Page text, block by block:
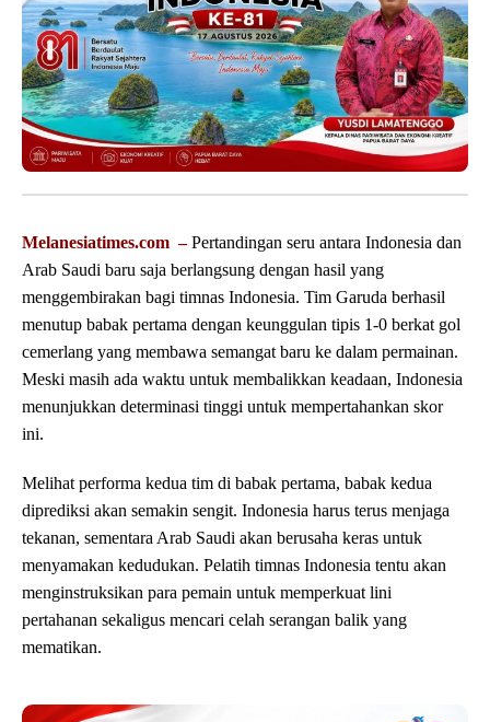
Melanesiatimes.com – Pertandingan seru antara Indonesia dan
Arab Saudi baru saja berlangsung dengan hasil yang
menggembirakan bagi timnas Indonesia. Tim Garuda berhasil
menutup babak pertama dengan keunggulan tipis 1-0 berkat gol
cemerlang yang membawa semangat baru ke dalam permainan.
Meski masih ada waktu untuk membalikkan keadaan, Indonesia
menunjukkan determinasi tinggi untuk mempertahankan skor
ini.
Melihat performa kedua tim di babak pertama, babak kedua
diprediksi akan semakin sengit. Indonesia harus terus menjaga
tekanan, sementara Arab Saudi akan berusaha keras untuk
menyamakan kedudukan. Pelatih timnas Indonesia tentu akan
menginstruksikan para pemain untuk memperkuat lini
pertahanan sekaligus mencari celah serangan balik yang
mematikan.